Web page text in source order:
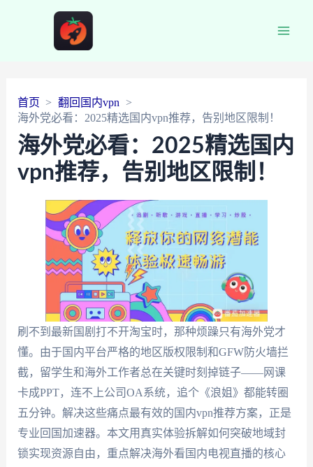
首页
翻回国内vpn
海外党必看：2025精选国内vpn推荐，告别地区限制！
海外党必看：2025精选国内
vpn推荐，告别地区限制！
刷不到最新国剧打不开淘宝时，那种烦躁只有海外党才
懂。由于国内平台严格的地区版权限制和GFW防火墙拦
截，留学生和海外工作者总在关键时刻掉链子——网课
卡成PPT，连不上公司OA系统，追个《浪姐》都能转圈
五分钟。解决这些痛点最有效的国内vpn推荐方案，正是
专业回国加速器。本文用真实体验拆解如何突破地域封
锁实现资源自由，重点解决海外看国内电视直播的核心